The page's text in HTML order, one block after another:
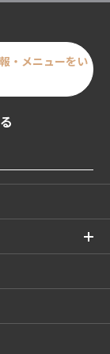
・メニューをい